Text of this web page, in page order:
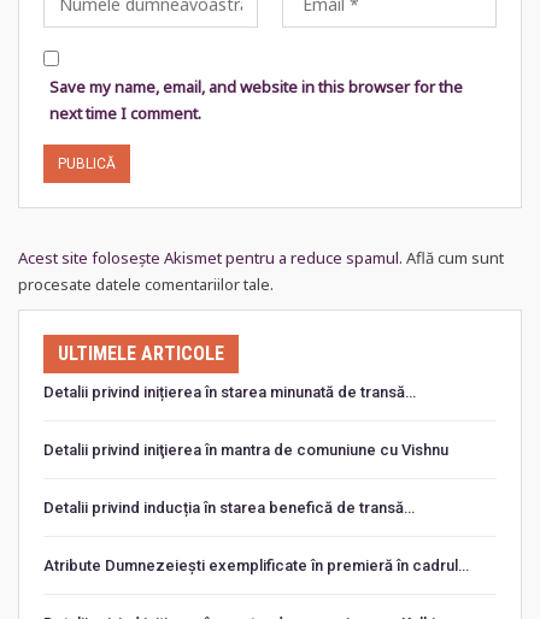
Save my name, email, and website in this browser for the
next time I comment.
Acest site folosește Akismet pentru a reduce spamul. Află cum sunt
procesate datele comentariilor tale.
ULTIMELE ARTICOLE
Detalii privind inițierea în starea minunată de transă…
Detalii privind iniţierea în mantra de comuniune cu Vishnu
Detalii privind inducția în starea benefică de transă…
Atribute Dumnezeiești exemplificate în premieră în cadrul…